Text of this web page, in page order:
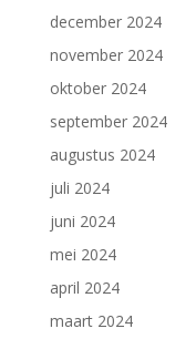
december 2024
november 2024
oktober 2024
september 2024
augustus 2024
juli 2024
juni 2024
mei 2024
april 2024
maart 2024